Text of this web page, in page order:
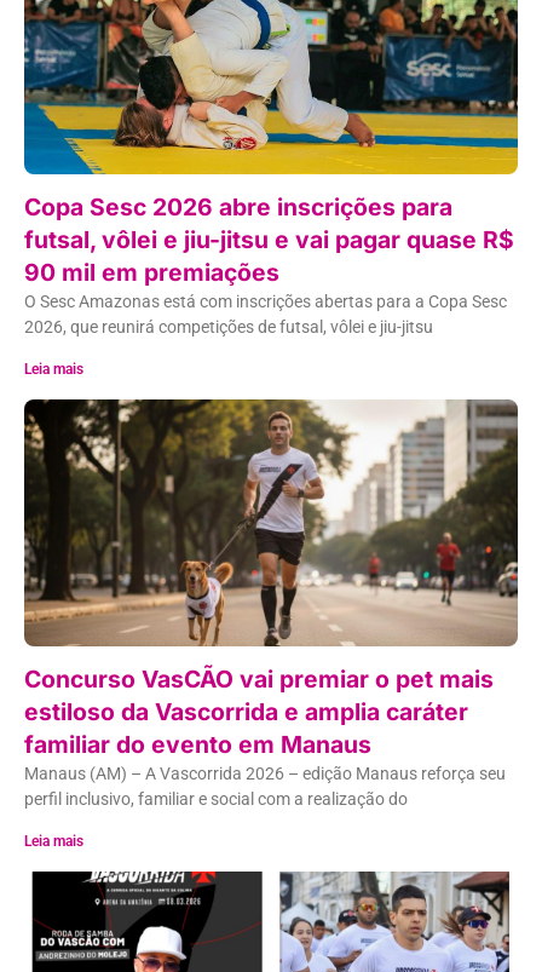
Copa Sesc 2026 abre inscrições para
futsal, vôlei e jiu-jitsu e vai pagar quase R$
90 mil em premiações
O Sesc Amazonas está com inscrições abertas para a Copa Sesc
2026, que reunirá competições de futsal, vôlei e jiu-jitsu
Leia mais
Concurso VasCÃO vai premiar o pet mais
estiloso da Vascorrida e amplia caráter
familiar do evento em Manaus
Manaus (AM) – A Vascorrida 2026 – edição Manaus reforça seu
perfil inclusivo, familiar e social com a realização do
Leia mais